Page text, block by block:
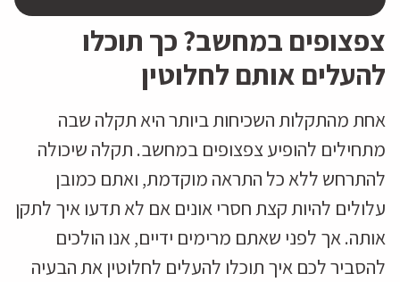
צפצופים במחשב? כך תוכלו
להעלים אותם לחלוטין
אחת מהתקלות השכיחות ביותר היא תקלה שבה
מתחילים להופיע צפצופים במחשב. תקלה שיכולה
להתרחש ללא כל התראה מוקדמת, ואתם כמובן
עלולים להיות קצת חסרי אונים אם לא תדעו איך לתקן
אותה. אך לפני שאתם מרימים ידיים, אנו הולכים
להסביר לכם איך תוכלו להעלים לחלוטין את הבעיה